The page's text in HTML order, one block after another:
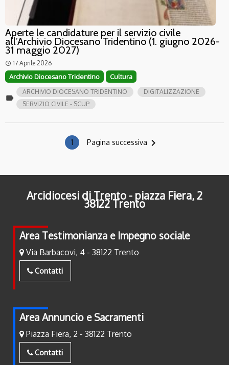
Aperte le candidature per il servizio civile
all’Archivio Diocesano Tridentino (1. giugno 2026-
31 maggio 2027)
access_time 17 Aprile 2026
Archivio Diocesano Tridentino Cultura
label
ARCHIVIO DIOCESANO TRIDENTINO
DIGITALIZZAZIONE
SERVIZIO CIVILE - SCUP
1 Pagina successiva navigate_next
Arcidiocesi di Trento - piazza Fiera, 2
38122 Trento
Area Testimonianza e Impegno sociale
Via Barbacovi, 4 - 38122 Trento
Contatti
Area Annuncio e Sacramenti
Piazza Fiera, 2 - 38122 Trento
Contatti